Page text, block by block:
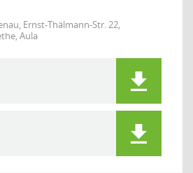
Ernst-Thälmann-Str. 22,
Aula